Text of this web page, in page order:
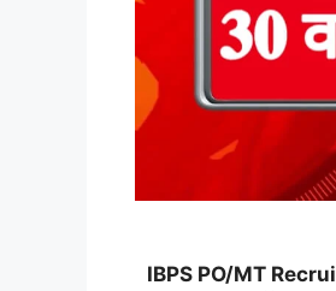
IBPS PO/MT